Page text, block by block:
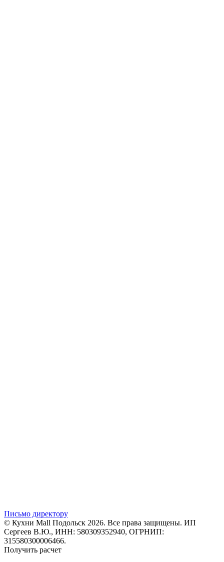
Письмо директору
© Кухни Mall Подольск 2026. Все права защищены. ИП
Сергеев В.Ю., ИНН: 580309352940, ОГРНИП:
315580300006466.
Получить расчет